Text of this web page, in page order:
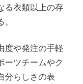
る衣類以上の存
度や発注の手軽
ーツチームやク
分らしさの表